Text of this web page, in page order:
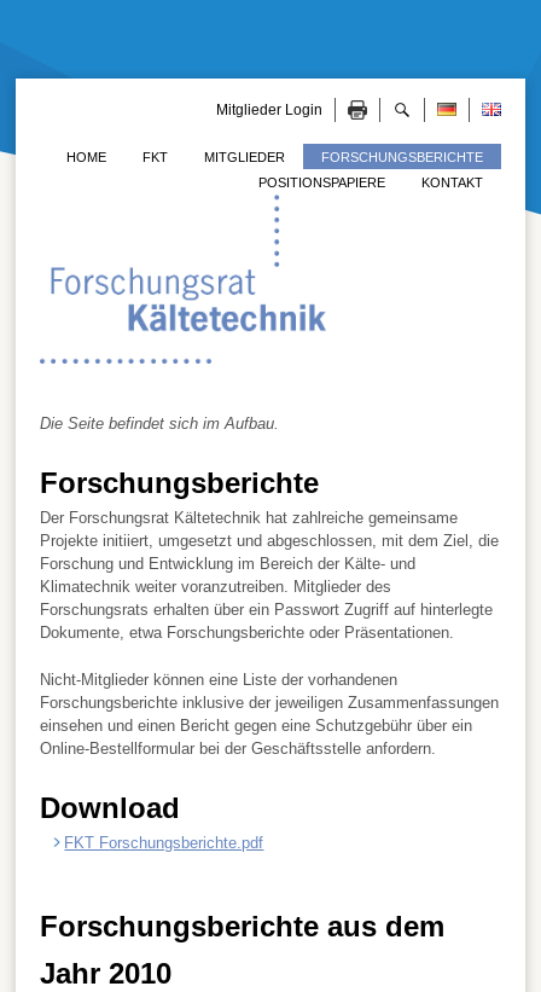
Mitglieder Login
HOME FKT MITGLIEDER
FORSCHUNGSBERICHTE
POSITIONSPAPIERE
KONTAKT
Die Seite befindet sich im Aufbau.
Forschungsberichte
Der Forschungsrat Kältetechnik hat zahlreiche gemeinsame
Projekte initiiert, umgesetzt und abgeschlossen, mit dem Ziel, die
Forschung und Entwicklung im Bereich der Kälte- und
Klimatechnik weiter voranzutreiben. Mitglieder des
Forschungsrats erhalten über ein Passwort Zugriff auf hinterlegte
Dokumente, etwa Forschungsberichte oder Präsentationen.
Nicht-Mitglieder können eine Liste der vorhandenen
Forschungsberichte inklusive der jeweiligen Zusammenfassungen
einsehen und einen Bericht gegen eine Schutzgebühr über ein
Online-Bestellformular bei der Geschäftsstelle anfordern.
Download
FKT Forschungsberichte.pdf
Forschungsberichte aus dem
Jahr 2010